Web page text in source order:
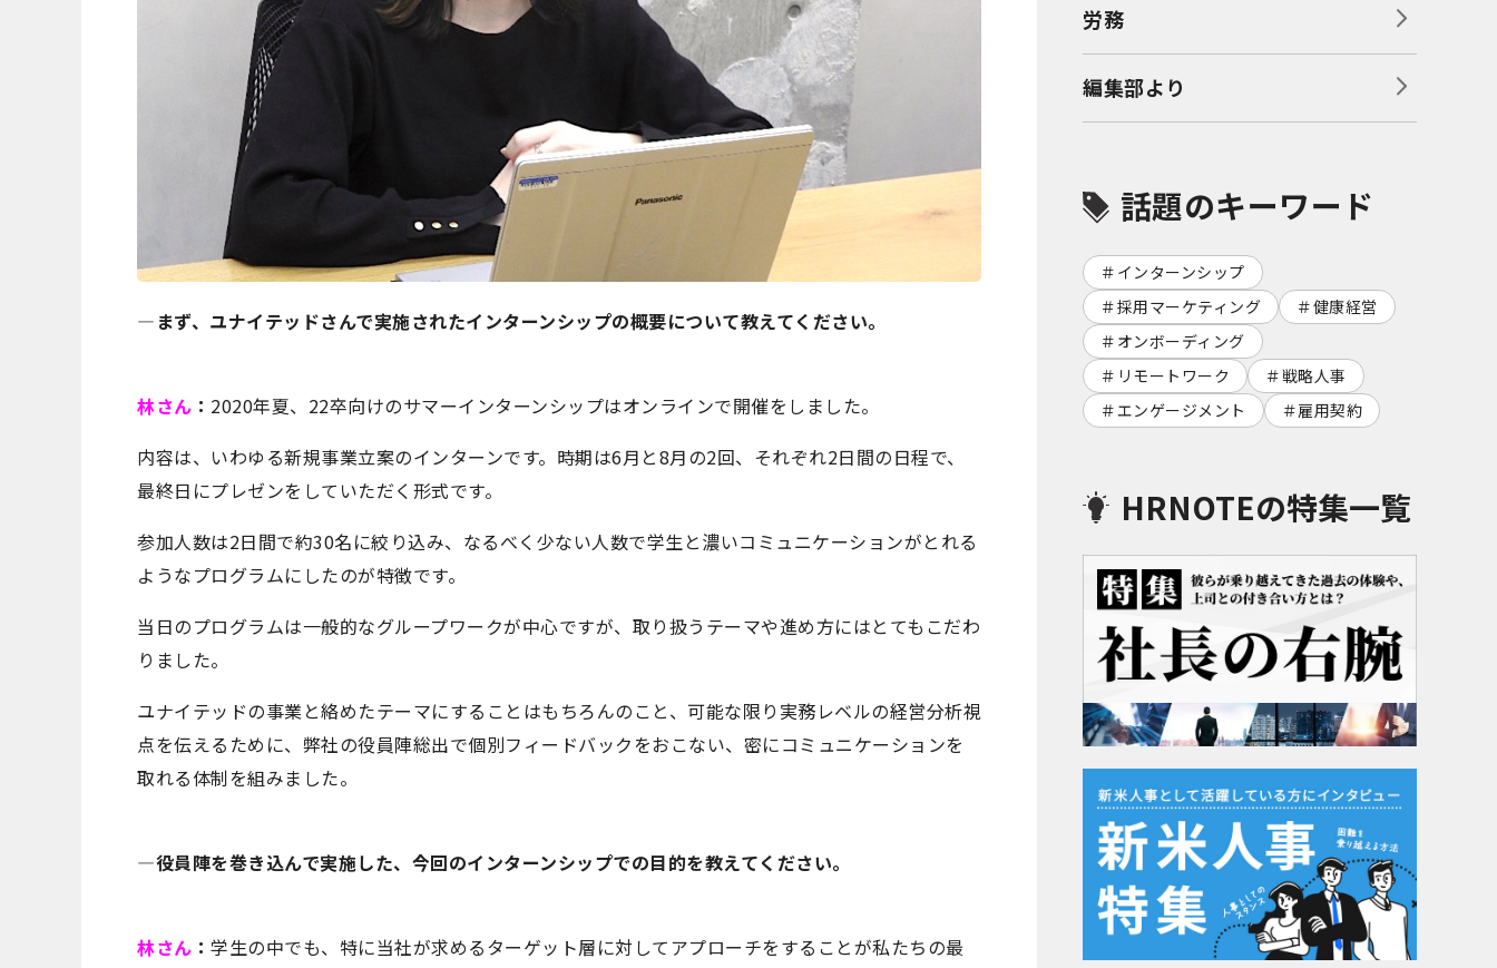
―まず、ユナイテッドさんで実施されたインターンシップの概要について教えてください。
林さん ： 2020年夏、22卒向けのサマーインターンシップはオンラインで開催をしました。
内容は、いわゆる新規事業立案のインターンです。時期は6月と8月の2回、それぞれ2日間の日程で、
最終日にプレゼンをしていただく形式です。
参加人数は2日間で約30名に絞り込み、なるべく少ない人数で学生と濃いコミュニケーションがとれる
ようなプログラムにしたのが特徴です。
当日のプログラムは一般的なグループワークが中心ですが、取り扱うテーマや進め方にはとてもこだわ
りました。
ユナイテッドの事業と絡めたテーマにすることはもちろんのこと、可能な限り実務レベルの経営分析視
点を伝えるために、弊社の役員陣総出で個別フィードバックをおこない、密にコミュニケーションを
取れる体制を組みました。
―役員陣を巻き込んで実施した、今回のインターンシップでの目的を教えてください。
林さん ： 学生の中でも、特に当社が求めるターゲット層に対してアプローチをすることが私たちの最
労務
編集部より
話題のキーワード
インターンシップ
採用マーケティング
健康経営
オンボーディング
リモートワーク
戦略人事
エンゲージメント
雇用契約
HRNOTEの特集一覧